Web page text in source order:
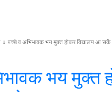
बच्चे व अभिभावक भय मुक्त होकर विद्यालय आ
भय मुक्त